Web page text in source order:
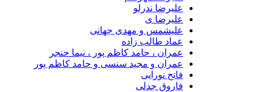
علیرضا ندرلو
علیرضا ی
علیشمس و مهدی جهانی
عماد طالب زاده
عمران ، حامد کاظم پور ، نیما حنجر
عمران و مجید سنسی و حامد کاظم پور
فاتح نورایی
فاروق جدلی